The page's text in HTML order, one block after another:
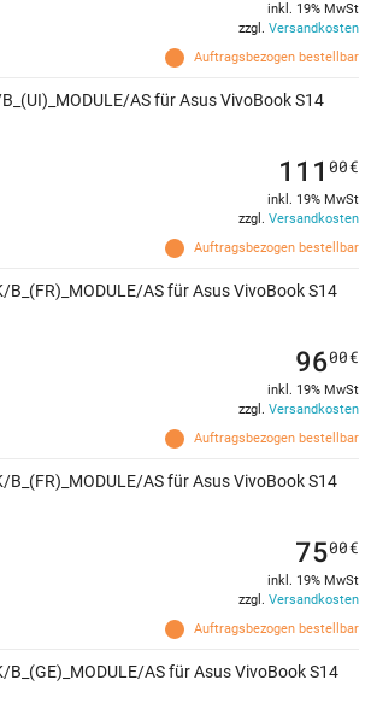
Auftragsbezogen bestellbar
inkl. 19% MwSt
zzgl. Versandkosten
AS für Asus VivoBook S14
Auftragsbezogen bestellbar
111 00€
inkl. 19% MwSt
zzgl. Versandkosten
B_(FR)_MODULE/AS für Asus VivoBook S14
Auftragsbezogen bestellbar
9600€
inkl. 19% MwSt
zzgl. Versandkosten
B_(FR)_MODULE/AS für Asus VivoBook S14
Auftragsbezogen bestellbar
7500€
inkl. 19% MwSt
zzgl. Versandkosten
B_(GE)_MODULE/AS für Asus VivoBook S14